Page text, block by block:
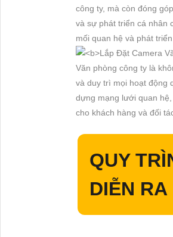
công ty, mà còn đóng
và sự phát triển cá nhân
mối quan hệ và phát triển
Văn phòng công ty là
và duy trì mọi hoạt động
dựng mạng lưới quan
cho khách hàng và đối
QUY
DIỄN